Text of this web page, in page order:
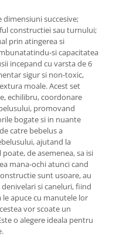
dimensiuni succesive;
constructiei sau turnului;
prin atingerea si
si capacitatea
incepand cu varsta de 6
sigur si non-toxic,
moale. Acest set
echilibru, coordonare
promovand
bogate si in nuante
catre bebelus a
ajutand la
de asemenea, sa isi
mana-ochi atunci cand
sunt usoare, au
si caneluri, fiind
apuce cu manutele lor
vor scoate un
o alegere ideala pentru